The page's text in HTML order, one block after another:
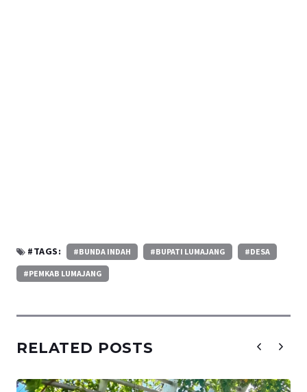
#TAGS: #BUNDA INDAH #BUPATI LUMAJANG #DESA
#PEMKAB LUMAJANG
RELATED POSTS